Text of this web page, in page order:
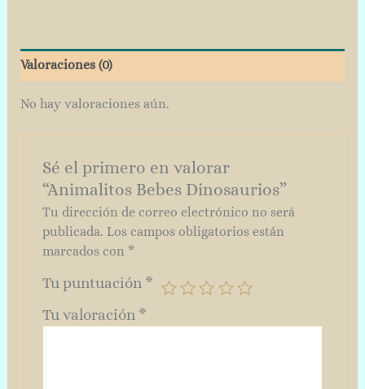
Valoraciones (0)
No hay valoraciones aún.
Sé el primero en valorar
“Animalitos Bebes Dinosaurios”
Tu dirección de correo electrónico no será
publicada. Los campos obligatorios están
marcados con *
Tu puntuación *
Tu valoración *